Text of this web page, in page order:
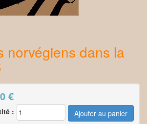
norvégiens dans la
€
: